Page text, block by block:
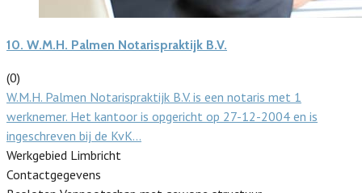
10. W.M.H. Palmen Notarispraktijk B.V.
(0)
W.M.H. Palmen Notarispraktijk B.V. is een notaris met 1
werknemer. Het kantoor is opgericht op 27-12-2004 en is
ingeschreven bij de KvK…
Werkgebied Limbricht
Contactgegevens